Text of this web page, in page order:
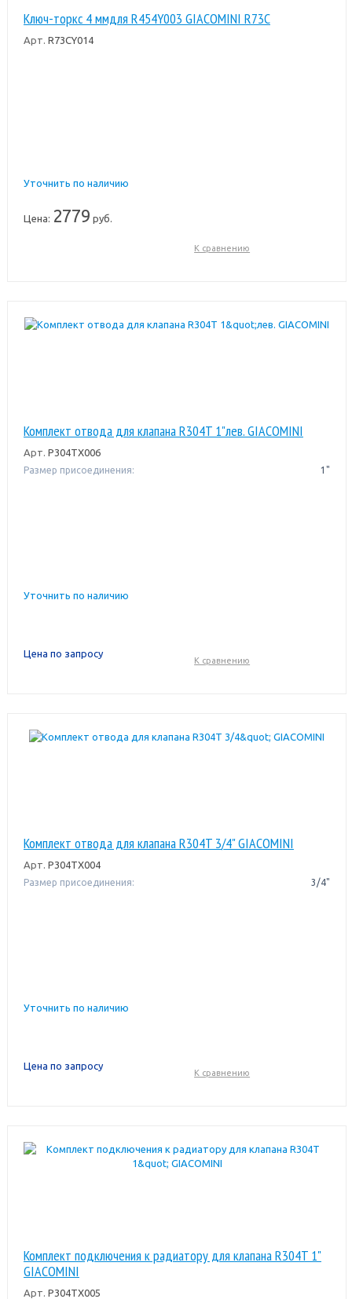
Ключ-торкс 4 ммдля R454Y003 GIACOMINI R73C
Арт. R73CY014
Уточнить по наличию
Цена: 2779 руб.
К сравнению
Комплект отвода для клапана R304T 1"лев. GIACOMINI
Арт. P304TX006
Размер присоединения: 1"
Уточнить по наличию
Цена по запросу
К сравнению
Комплект отвода для клапана R304T 3/4" GIACOMINI
Арт. P304TX004
Размер присоединения: 3/4"
Уточнить по наличию
Цена по запросу
К сравнению
Комплект подключения к радиатору для клапана R304T 1"
GIACOMINI
Арт. P304TX005